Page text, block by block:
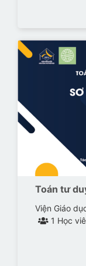
Toán tư
Viện Giáo
1 Học